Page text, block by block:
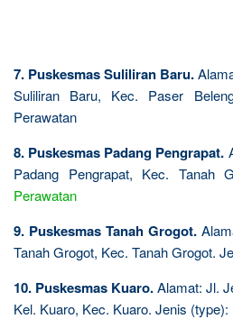
7. Puskesmas Suliliran Baru.
Suliliran Baru, Kec. Paser
Perawatan
8. Puskesmas Padang Pengrapat.
Padang Pengrapat, Kec. Tanah
Perawatan
9. Puskesmas Tanah Grogot.
Tanah Grogot, Kec. Tanah Grogot.
10. Puskesmas Kuaro.Alamat: Jl.
Kel. Kuaro, Kec. Kuaro. Jenis (type):